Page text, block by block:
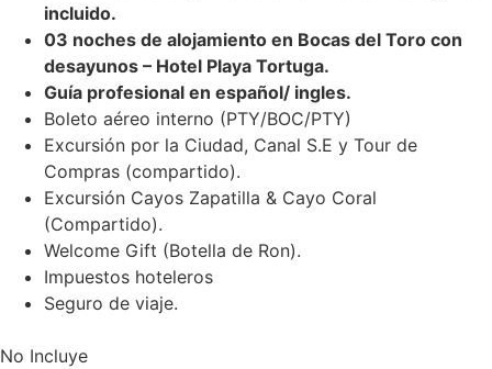
incluido.
03 noches de alojamiento en Bocas del Toro con
desayunos – Hotel Playa Tortuga.
Guía profesional en español/ ingles.
Boleto aéreo interno (PTY/BOC/PTY)
Excursión por la Ciudad, Canal S.E y Tour de
Compras (compartido).
Excursión Cayos Zapatilla & Cayo Coral
(Compartido).
Welcome Gift (Botella de Ron).
Impuestos hoteleros
Seguro de viaje.
No Incluye